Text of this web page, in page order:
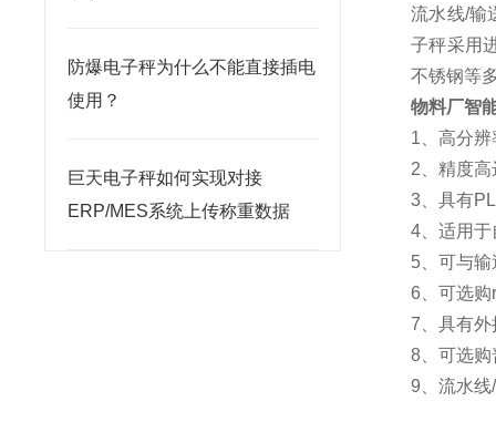
防爆电子秤为什么不能直接插电
使用？
巨天电子秤如何实现对接
ERP/MES系统上传称重数据
流水线/输
子秤采用
不锈钢等
物料厂智
1、高分
2、精度
3、具有
4、适用
5、可与
6、可选
7、具有
8、可选
9、流水